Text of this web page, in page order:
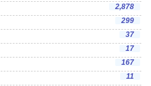
2,878
299
37
17
167
11